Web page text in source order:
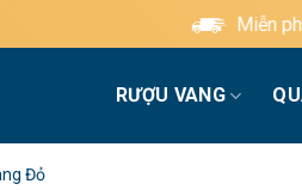
Miễn phí giao hàng tiêu
RƯỢU VANG
Đỏ